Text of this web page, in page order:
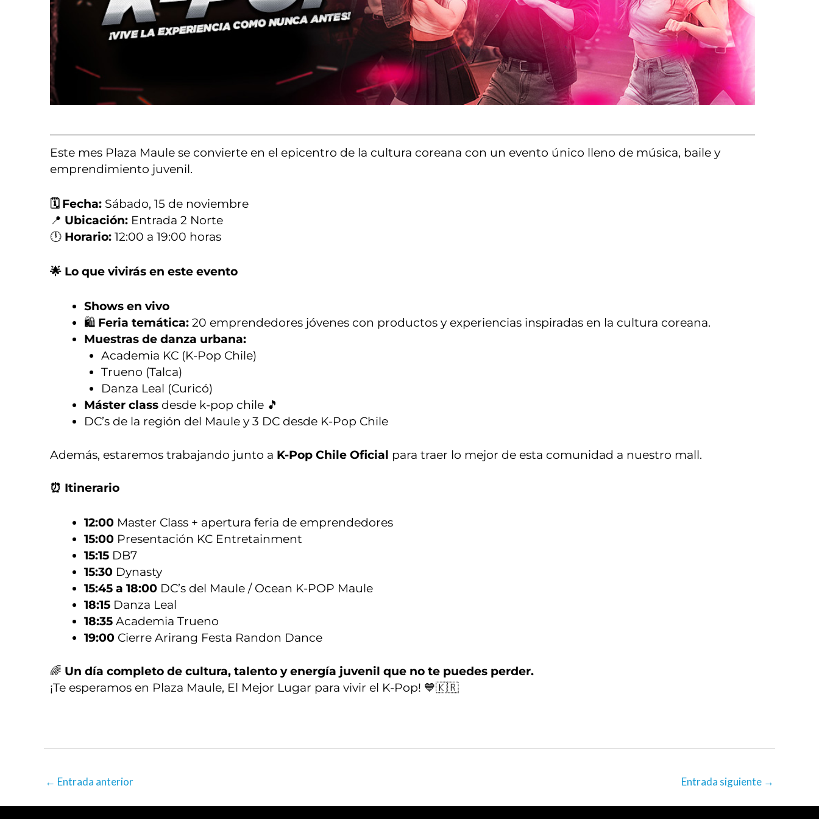
Este mes Plaza Maule se convierte en el epicentro de la cultura coreana con un evento único lleno de música, baile y
emprendimiento juvenil.
🗓 Fecha: Sábado, 15 de noviembre
📍 Ubicación: Entrada 2 Norte
🕛 Horario: 12:00 a 19:00 horas
🌟 Lo que vivirás en este evento
Shows en vivo
🛍 Feria temática: 20 emprendedores jóvenes con productos y experiencias inspiradas en la cultura coreana.
Muestras de danza urbana:
Academia KC (K-Pop Chile)
Trueno (Talca)
Danza Leal (Curicó)
Máster class desde k-pop chile 🎵
DC’s de la región del Maule y 3 DC desde K-Pop Chile
Además, estaremos trabajando junto a K-Pop Chile Oficial para traer lo mejor de esta comunidad a nuestro mall.
⏰ Itinerario
12:00 Master Class + apertura feria de emprendedores
15:00 Presentación KC Entretainment
15:15 DB7
15:30 Dynasty
15:45 a 18:00 DC’s del Maule / Ocean K-POP Maule
18:15 Danza Leal
18:35 Academia Trueno
19:00 Cierre Arirang Festa Randon Dance
🌈 Un día completo de cultura, talento y energía juvenil que no te puedes perder.
¡Te esperamos en Plaza Maule, El Mejor Lugar para vivir el K-Pop! 💙🇰🇷
← Entrada anterior Entrada siguiente →